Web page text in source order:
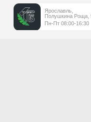
Ярославль,
Полушкина Роща, 9
Пн-Пт 08:00-16:30